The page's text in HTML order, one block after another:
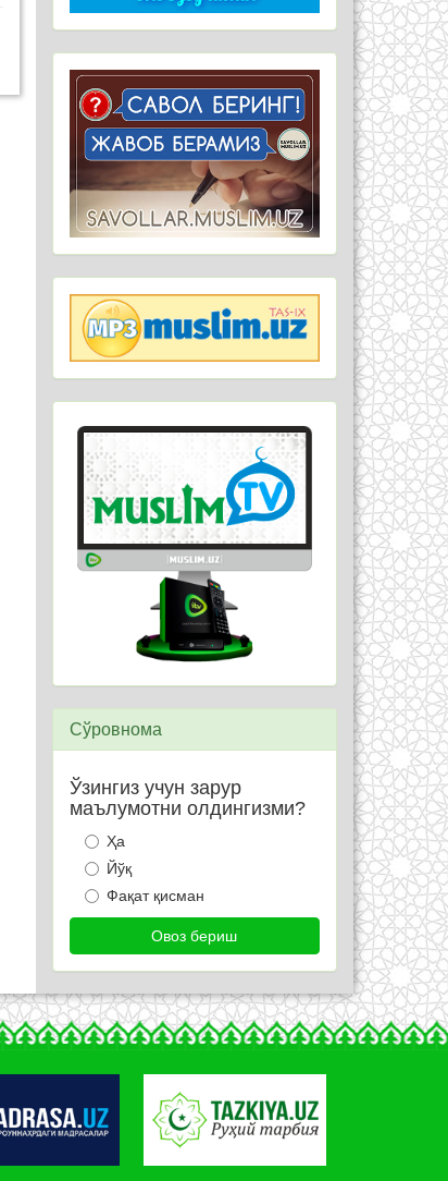
Сўровнома
Ўзингиз учун зарур
маълумотни олдингизми?
Ҳа
Йўқ
Фақат қисман